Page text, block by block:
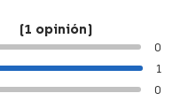
(1 opinión)
0
1
0